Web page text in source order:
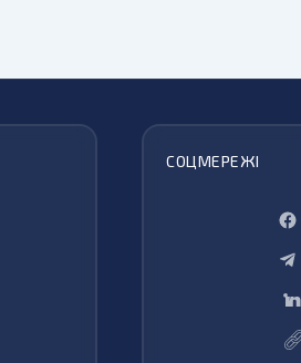
СОЦМЕРЕЖІ